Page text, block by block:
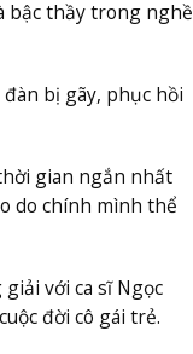
bậc thầy trong nghề
bị gãy, phục hồi
gian ngắn nhất
do chính mình thể
với ca sĩ Ngọc
đời cô gái trẻ.